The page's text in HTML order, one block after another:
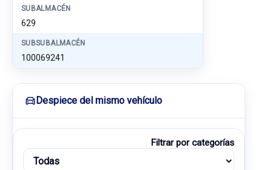
SUBALMACÉN
629
SUBSUBALMACÉN
100069241
Despiece del mismo vehículo
Filtrar por categorías